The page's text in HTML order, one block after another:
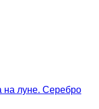
на луне. Серебро